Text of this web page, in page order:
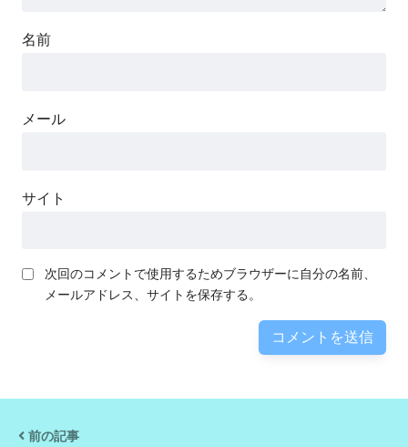
名前
メール
サイト
次回のコメントで使用するためブラウザーに自分の名前、
メールアドレス、サイトを保存する。
前の記事